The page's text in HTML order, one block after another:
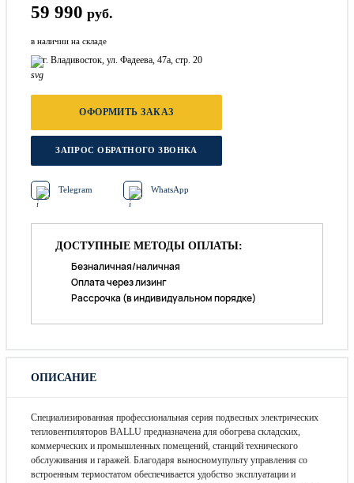
59 990 руб.
в наличии на складе
г. Владивосток, ул. Фадеева, 47а, стр. 20
ОФОРМИТЬ ЗАКАЗ
ЗАПРОС ОБРАТНОГО ЗВОНКА
Telegram WhatsApp
ДОСТУПНЫЕ МЕТОДЫ ОПЛАТЫ:
Безналичная/наличная
Оплата через лизинг
Рассрочка (в индивидуальном порядке)
ОПИСАНИЕ
Специализированная профессиональная серия подвесных электрических
тепловентиляторов BALLU предназначена для обогрева складских,
коммерческих и промышленных помещений, станций технического
обслуживания и гаражей. Благодаря выносномупульту управления со
встроенным термостатом обеспечивается удобство эксплуатации и